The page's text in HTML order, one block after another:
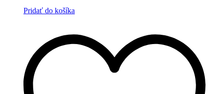
Pridať do košíka